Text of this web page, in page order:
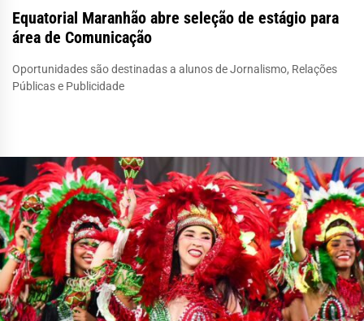
Equatorial Maranhão abre seleção de estágio para
área de Comunicação
Oportunidades são destinadas a alunos de Jornalismo, Relações
Públicas e Publicidade